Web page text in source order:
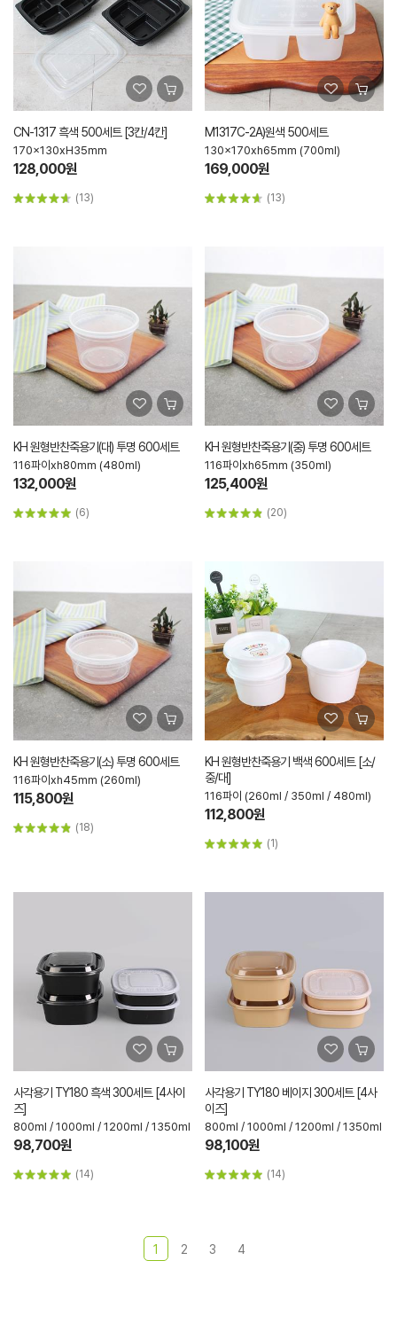
CN-1317 흑색 500세트 [3칸/4칸]
170x130xH35mm
128,000원
(13)
M1317C-2A)원색 500세트
130x170xh65mm (700ml)
169,000원
(13)
KH 원형반찬죽용기(대) 투명 600세트
116파이xh80mm (480ml)
132,000원
(6)
KH 원형반찬죽용기(중) 투명 600세트
116파이xh65mm (350ml)
125,400원
(20)
KH 원형반찬죽용기(소) 투명 600세트
116파이xh45mm (260ml)
115,800원
(18)
KH 원형반찬죽용기 백색 600세트 [소/
중/대]
116파이 (260ml / 350ml / 480ml)
112,800원
(1)
사각용기 TY180 흑색 300세트 [4사이
즈]
800ml / 1000ml / 1200ml / 1350ml
98,700원
(14)
사각용기 TY180 베이지 300세트 [4사
이즈]
800ml / 1000ml / 1200ml / 1350ml
98,100원
(14)
1 2 3 4